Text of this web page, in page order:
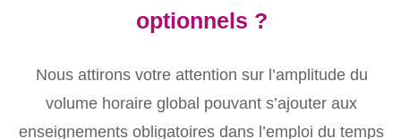
optionnels ?
Nous attirons votre attention sur l’amplitude du
volume horaire global pouvant s’ajouter aux
enseignements obligatoires dans l’emploi du temps